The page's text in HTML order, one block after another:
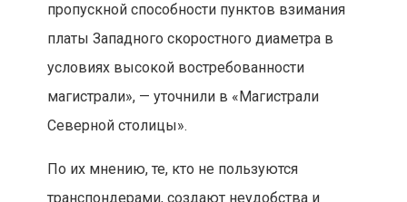
пропускной способности пунктов взимания
платы Западного скоростного диаметра в
условиях высокой востребованности
магистрали», — уточнили в «Магистрали
Северной столицы».
По их мнению, те, кто не пользуются
транспондерами, создают неудобства и